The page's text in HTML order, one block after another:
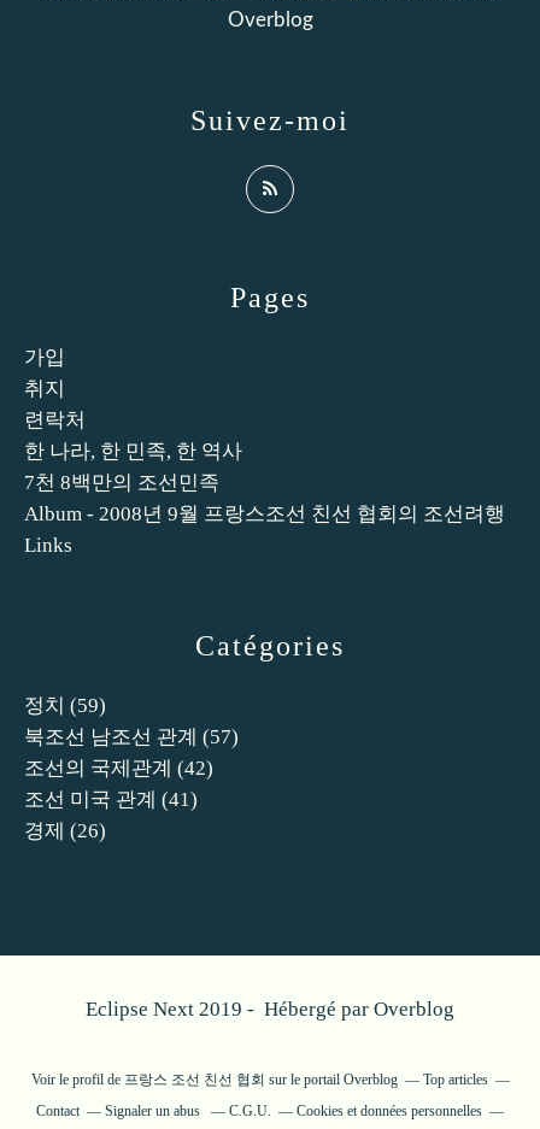
Catégories
정치 (59)
북조선 남조선 관계 (57)
조선의 국제관계 (42)
조선 미국 관계 (41)
경제 (26)
Pages
가입
취지
련락처
한 나라, 한 민족, 한 역사
7천 8백만의 조선민족
Album - 2008년 9월 프랑스조선 친선 협회의 조선려행
Links
Overblog
Suivez-moi
Eclipse Next 2019 - Hébergé par Overblog
Voir le profil de 프랑스 조선 친선 협회 sur le portail Overblog
Top articles
Contact
Signaler un abus C.G.U. Cookies et données personnelles